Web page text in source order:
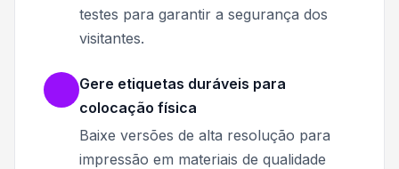
testes para garantir a segurança dos
visitantes.
Gere etiquetas duráveis para
colocação física
Baixe versões de alta resolução para
impressão em materiais de qualidade